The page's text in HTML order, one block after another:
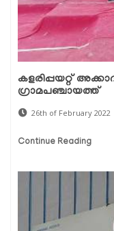
കളരിപ്പയറ്റ്
ഗ്രാമപഞ്ചായത്ത്
26th of February 2022
Continue Reading